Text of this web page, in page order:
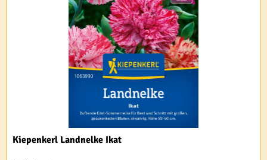
Kiepenkerl Landnelke Ikat